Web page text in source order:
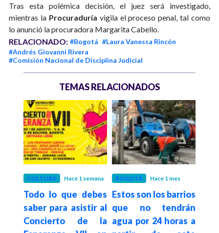
Tras esta polémica decisión, el juez será investigado,
mientras la Procuraduría vigila el proceso penal, tal como
lo anunció la procuradora Margarita Cabello.
RELACIONADO: #Bogotá #Laura Vanessa Rincón
#Andrés Giovanni Rivera
#Comisión Nacional de Disciplina Judicial
TEMAS RELACIONADOS
CULTURA Hace 1 semana
Todo lo que debes
saber para asistir al
Concierto de la
BOGOTÁ Hace 1 mes
Estos son los barrios
que no tendrán
agua por 24 horas a